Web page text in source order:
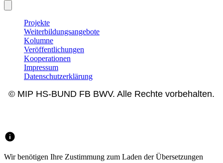
Projekte
Weiterbildungsangebote
Kolumne
Veröffentlichungen
Kooperationen
Impressum
Datenschutzerklärung
© MIP HS-BUND FB BWV. Alle Rechte vorbehalten.
Wir benötigen Ihre Zustimmung zum Laden der Übersetzungen